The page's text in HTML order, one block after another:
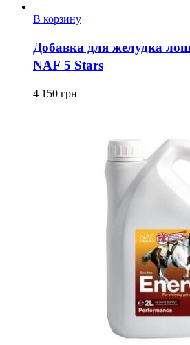
В корзину
Добавка для желудка
NAF 5 Stars
4 150 грн